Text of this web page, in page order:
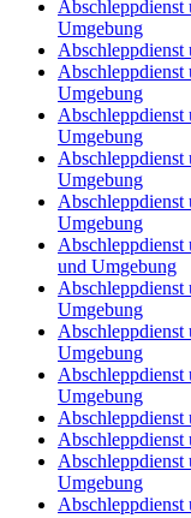
Umgebung
Abschleppdienst
Umgebung
Abschleppdienst
Umgebung
Abschleppdienst
Umgebung
Umgebung
Abschleppdienst
und Umgebung
Umgebung
Abschleppdienst
Umgebung
Abschleppdienst
Umgebung
Abschleppdienst
Abschleppdienst
Abschleppdienst
Umgebung